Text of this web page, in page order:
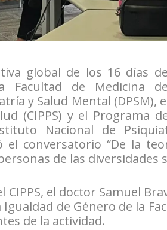
global de los 16 días
Facultad de Medicina
y Salud Mental (DPSM),
(CIPPS) y el Programa
Nacional de
el conversatorio “De la
de las diversidades
CIPPS, el doctor Samuel
de Género de la
de la actividad.